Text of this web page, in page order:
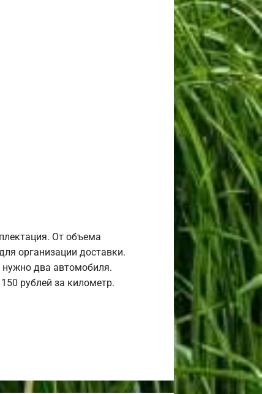
От объема
организации доставки.
два автомобиля.
рублей за километр.